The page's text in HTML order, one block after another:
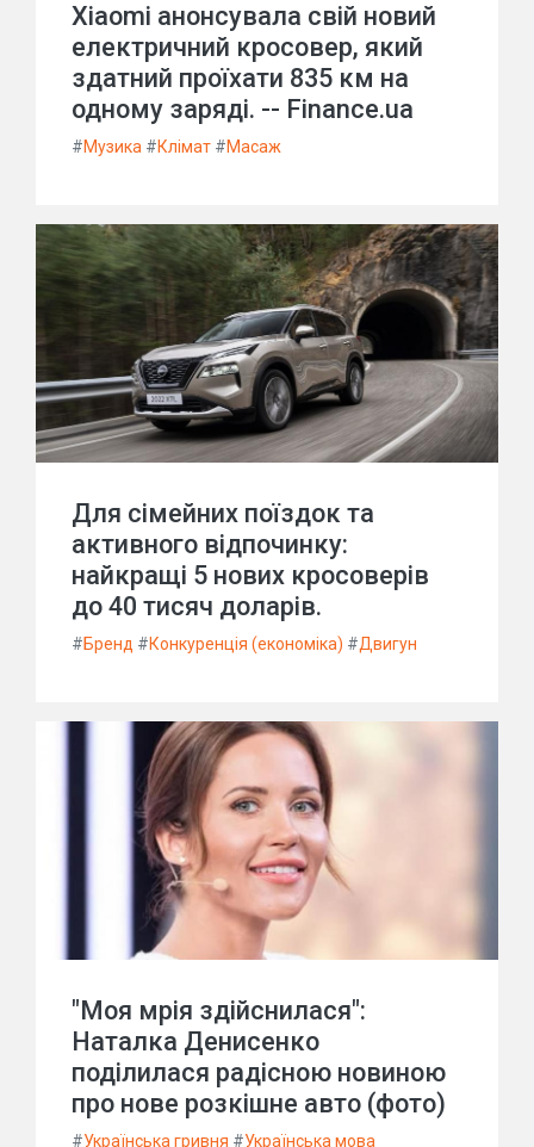
Xiaomi анонсувала свій новий
електричний кросовер, який
здатний проїхати 835 км на
одному заряді. -- Finance.ua
#Музика #Клімат #Масаж
Для сімейних поїздок та
активного відпочинку:
найкращі 5 нових кросоверів
до 40 тисяч доларів.
#Бренд #Конкуренція (економіка) #Двигун
"Моя мрія здійснилася":
Наталка Денисенко
поділилася радісною новиною
про нове розкішне авто (фото)
#Українська гривня #Українська мова